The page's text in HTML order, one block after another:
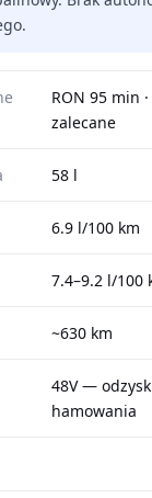
RON 95 min
zalecane
58 l
6.9 l/100 km
7.4–9.2 l/100
~630 km
48V —
hamowania